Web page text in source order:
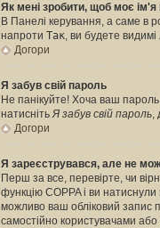
Як мені зробити, щоб моє
В Панелі керування, а саме в
напроти Так, ви будете
Догори
Я забув свій пароль
Не панікуйте! Хоча ваш
натиснітьЯ забув свій пароль,
Догори
Я зареєструвався, але не
Перш за все, перевірте, чи
функцію COPPA і ви натиснули
можливо ваш обліковий запис
самостійно користувачами